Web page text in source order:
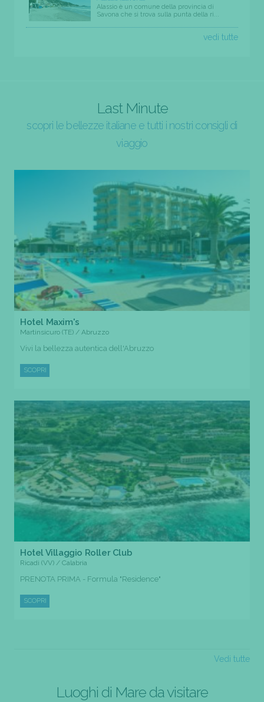
Alassio è un comune della provincia di
Savona che si trova sulla punta della ri...
vedi tutte
Last Minute
scopri le bellezze italiane e tutti i nostri consigli di
viaggio
Hotel Maxim's
Martinsicuro (TE) / Abruzzo
Vivi la bellezza autentica dell'Abruzzo
SCOPRI
Hotel Villaggio Roller Club
Ricadi (VV) / Calabria
PRENOTA PRIMA - Formula "Residence"
SCOPRI
Vedi tutte
Luoghi di Mare da visitare